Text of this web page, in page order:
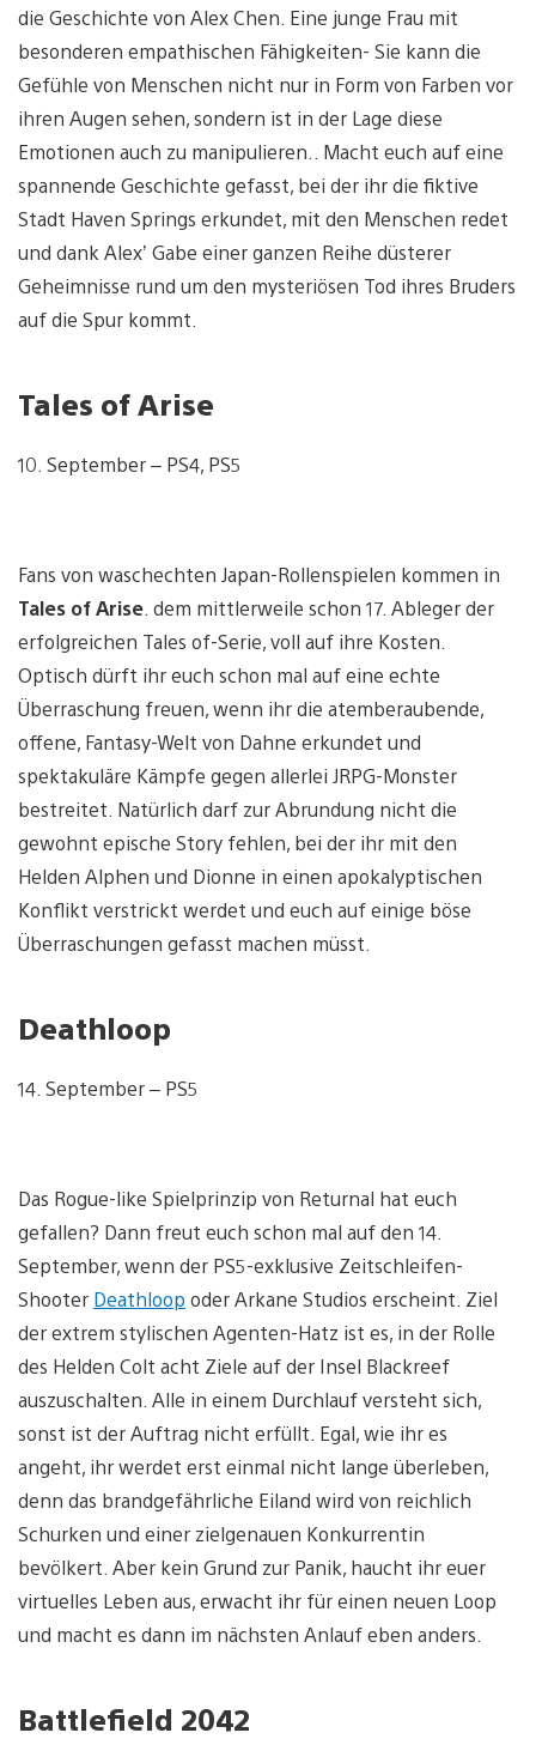
die Geschichte von Alex Chen. Eine junge Frau mit
besonderen empathischen Fähigkeiten- Sie kann die
Gefühle von Menschen nicht nur in Form von Farben vor
ihren Augen sehen, sondern ist in der Lage diese
Emotionen auch zu manipulieren.. Macht euch auf eine
spannende Geschichte gefasst, bei der ihr die fiktive
Stadt Haven Springs erkundet, mit den Menschen redet
und dank Alex’ Gabe einer ganzen Reihe düsterer
Geheimnisse rund um den mysteriösen Tod ihres Bruders
auf die Spur kommt.
Tales of Arise
10. September – PS4, PS5
Fans von waschechten Japan-Rollenspielen kommen in
Tales of Arise . dem mittlerweile schon 17. Ableger der
erfolgreichen Tales of-Serie, voll auf ihre Kosten.
Optisch dürft ihr euch schon mal auf eine echte
Überraschung freuen, wenn ihr die atemberaubende,
offene, Fantasy-Welt von Dahne erkundet und
spektakuläre Kämpfe gegen allerlei JRPG-Monster
bestreitet. Natürlich darf zur Abrundung nicht die
gewohnt epische Story fehlen, bei der ihr mit den
Helden Alphen und Dionne in einen apokalyptischen
Konflikt verstrickt werdet und euch auf einige böse
Überraschungen gefasst machen müsst.
Deathloop
14. September – PS5
Das Rogue-like Spielprinzip von Returnal hat euch
gefallen? Dann freut euch schon mal auf den 14.
September, wenn der PS5-exklusive Zeitschleifen-
Shooter Deathloop oder Arkane Studios erscheint. Ziel
der extrem stylischen Agenten-Hatz ist es, in der Rolle
des Helden Colt acht Ziele auf der Insel Blackreef
auszuschalten. Alle in einem Durchlauf versteht sich,
sonst ist der Auftrag nicht erfüllt. Egal, wie ihr es
angeht, ihr werdet erst einmal nicht lange überleben,
denn das brandgefährliche Eiland wird von reichlich
Schurken und einer zielgenauen Konkurrentin
bevölkert. Aber kein Grund zur Panik, haucht ihr euer
virtuelles Leben aus, erwacht ihr für einen neuen Loop
und macht es dann im nächsten Anlauf eben anders.
Battlefield 2042